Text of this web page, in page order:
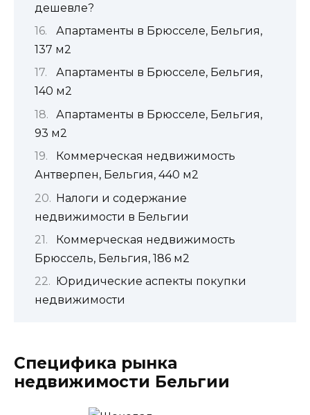
дешевле?
Апартаменты в Брюсселе, Бельгия,
137 м2
Апартаменты в Брюсселе, Бельгия,
140 м2
Апартаменты в Брюсселе, Бельгия,
93 м2
Коммерческая недвижимость
Антверпен, Бельгия, 440 м2
Налоги и содержание
недвижимости в Бельгии
Коммерческая недвижимость
Брюссель, Бельгия, 186 м2
Юридические аспекты покупки
недвижимости
Специфика рынка
недвижимости Бельгии